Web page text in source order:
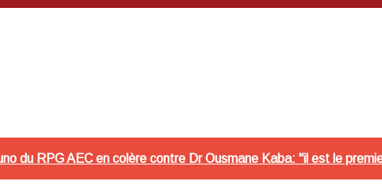
du RPG AEC en colère contre Dr Ousmane Kaba: "il est le